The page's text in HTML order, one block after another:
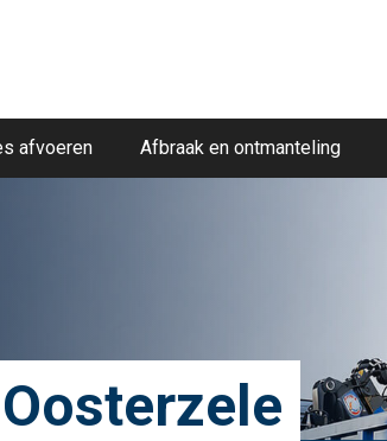
afvoeren Afbraak en ontmanteling